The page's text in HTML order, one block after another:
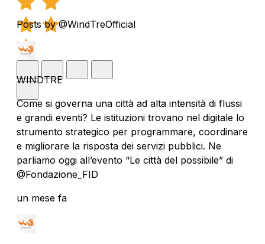
Posts by @WindTreOfficial
WINDTRE
Come si governa una città ad alta intensità di flussi
e grandi eventi? Le istituzioni trovano nel digitale lo
strumento strategico per programmare, coordinare
e migliorare la risposta dei servizi pubblici. Ne
parliamo oggi all’evento “Le città del possibile” di
@Fondazione_FID
un mese fa